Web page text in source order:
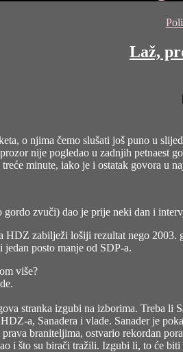
Laž,
o njima čemo slušati još puno u
nije pogledao u zadnjih petnaest
minute, iako je i ostatak govora u
zvuči) dao je prije neki dan i
HDZ zabilježi lošiji rezultat nego 2003.
posto manje od SDP-a.
više?
stranka izgubi na izborima. Treba li
a, Sanadera i vlade. Sanader je
braniteljima, ostvario rekordan
i što su birači tražili. Izgubi li, to će